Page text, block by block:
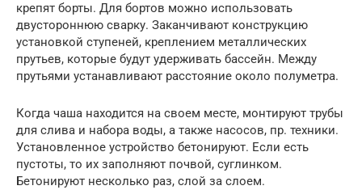
крепят борты. Для бортов можно использовать
двустороннюю сварку. Заканчивают конструкцию
установкой ступеней, креплением металлических
прутьев, которые будут удерживать бассейн. Между
прутьями устанавливают расстояние около полуметра.
Когда чаша находится на своем месте, монтируют трубы
для слива и набора воды, а также насосов, пр. техники.
Установленное устройство бетонируют. Если есть
пустоты, то их заполняют почвой, суглинком.
Бетонируют несколько раз, слой за слоем.